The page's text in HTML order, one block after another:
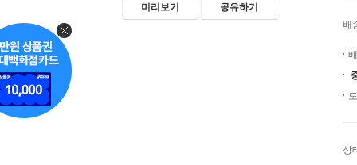
미리보기 공유하기
배
상